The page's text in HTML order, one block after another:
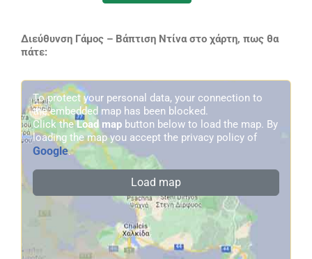
Διεύθυνση Γάμος – Βάπτιση Ντίνα στο χάρτη, πως θα
πάτε:
To protect your personal data, your connection to
the embedded map has been blocked.
Click theLoad map button below to load the map. By
loading the map you accept the privacy policy of
Google.
Load map